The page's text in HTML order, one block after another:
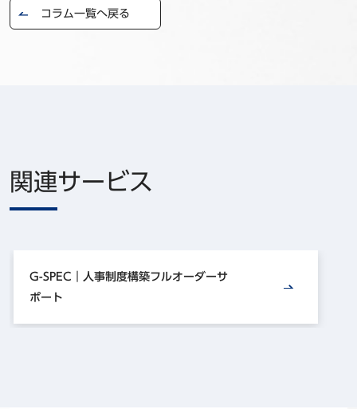
コラム一覧へ戻る
関連サービス
G-SPEC｜人事制度構築フルオーダーサ
ポート